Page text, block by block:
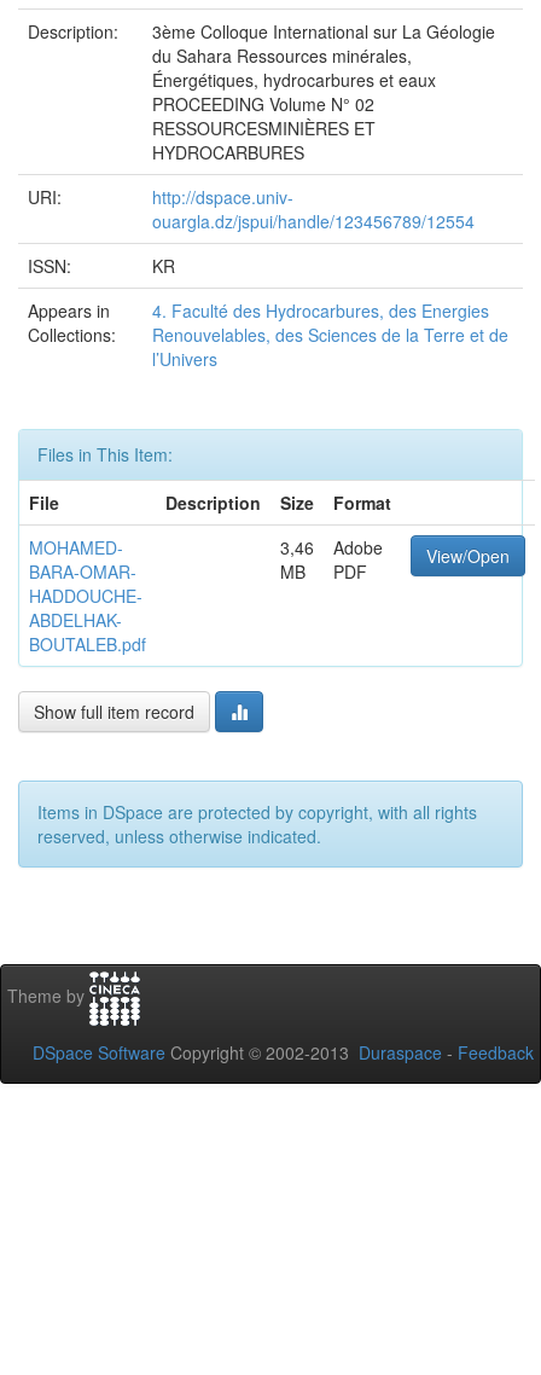
Description:
3ème Colloque International sur La Géologie
du Sahara Ressources minérales,
Énergétiques, hydrocarbures et eaux
PROCEEDING Volume N° 02
RESSOURCESMINIÈRES ET
HYDROCARBURES
URI:
http://dspace.univ-
ouargla.dz/jspui/handle/123456789/12554
ISSN:
KR
Appears in
Collections:
4. Faculté des Hydrocarbures, des Energies
Renouvelables, des Sciences de la Terre et de
l’Univers
Files in This Item:
File
Description Size
Format
MOHAMED-
BARA-OMAR-
HADDOUCHE-
ABDELHAK-
BOUTALEB.pdf
3,46
MB
Adobe
PDF
View/Open
Show full item record
Items in DSpace are protected by copyright, with all rights
reserved, unless otherwise indicated.
Theme by
DSpace Software Copyright © 2002-2013 Duraspace - Feedback